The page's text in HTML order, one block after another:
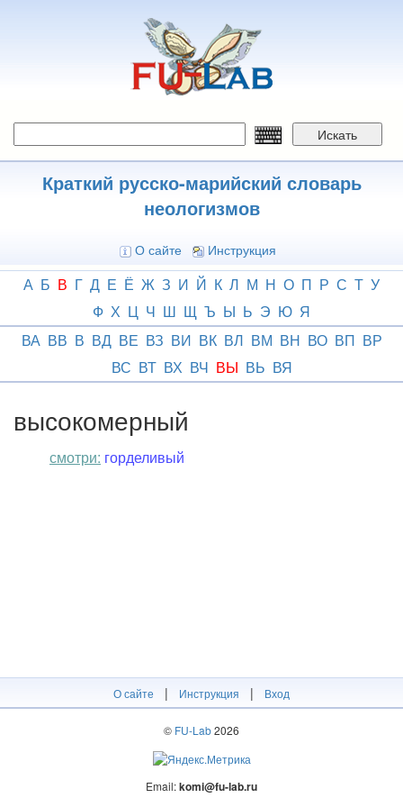
Искать
Краткий русско-марийский словарь
неологизмов
О сайте Инструкция
А Б В Г Д Е Ё Ж З И Й К Л М Н О П Р С Т У
Ф Х Ц Ч Ш Щ Ъ Ы Ь Э Ю Я
ВА ВВ В ВД ВЕ ВЗ ВИ ВК ВЛ ВМ ВН ВО ВП ВР
ВС ВТ ВХ ВЧ ВЫ ВЬ ВЯ
высокомерный
смотри: горделивый
О сайте | Инструкция | Вход
© FU-Lab2026
Email:komi@fu-lab.ru